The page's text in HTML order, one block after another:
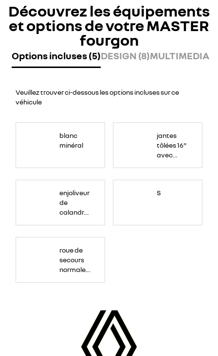
Découvrez les équipements
et options de votre MASTER
fourgon
Options incluses (5)DESIGN (8)MULTIMEDIA
Veuillez trouver ci-dessous les options incluses sur ce
véhicule
blanc
minéral
jantes
tôlées 16"
avec
enjoliveur
de
calandre
S
roue de
secours
normale